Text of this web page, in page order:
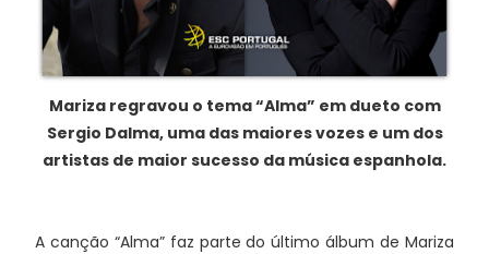
Mariza regravou o tema “Alma” em dueto com
Sergio Dalma, uma das maiores vozes e um dos
artistas de maior sucesso da música espanhola.
A canção “Alma” faz parte do último álbum de Mariza